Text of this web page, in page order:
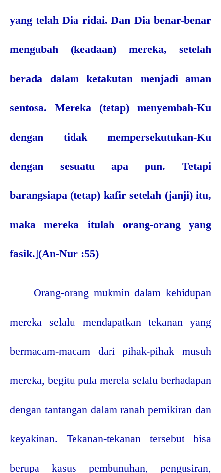
yang telah Dia ridai. Dan Dia benar-benar
mengubah (keadaan) mereka, setelah
berada dalam ketakutan menjadi aman
sentosa. Mereka (tetap) menyembah-Ku
dengan tidak mempersekutukan-Ku
dengan sesuatu apa pun. Tetapi
barangsiapa (tetap) kafir setelah (janji) itu,
maka mereka itulah orang-orang yang
fasik.](An-Nur :55)
Orang-orang mukmin dalam kehidupan
mereka selalu mendapatkan tekanan yang
bermacam-macam dari pihak-pihak musuh
mereka, begitu pula merela selalu berhadapan
dengan tantangan dalam ranah pemikiran dan
keyakinan. Tekanan-tekanan tersebut bisa
berupa kasus pembunuhan, pengusiran,